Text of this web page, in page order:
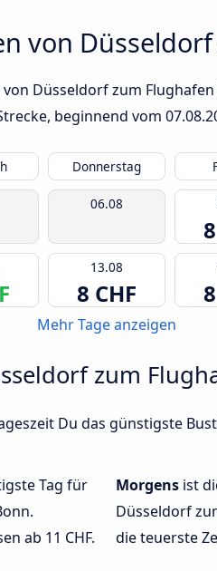
von
Düsseldorf zum
beginnend vom
Donnerstag
06.08
13.08
8 CHF
Mehr Tage anzeigen
zum
Du das günstigste
Tag für
ab 11 CHF.
Morgens ist
Düsseldorf
die teuerste